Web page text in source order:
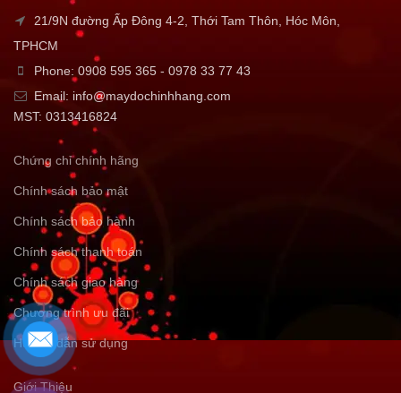
21/9N đường Ấp Đông 4-2, Thới Tam Thôn, Hóc Môn,
TPHCM
Phone: 0908 595 365 - 0978 33 77 43
Email: info@maydochinhhang.com
MST: 0313416824
Chứng chỉ chính hãng
Chính sách bảo mật
Chính sách bảo hành
Chính sách thanh toán
Chính sách giao hàng
Chương trình ưu đãi
Hướng dẫn sử dụng
Giới Thiệu